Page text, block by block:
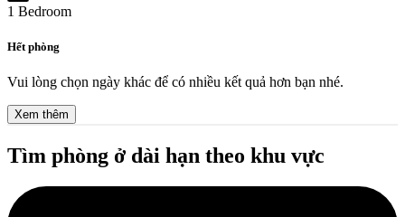
1 Bedroom
Hết phòng
Vui lòng chọn ngày khác để có nhiều kết quả hơn bạn nhé.
Xem thêm
Tìm phòng ở dài hạn theo khu vực